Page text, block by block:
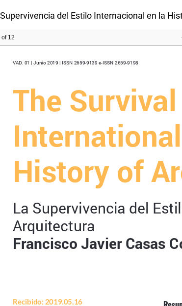
a los detalles del artículo
del Estilo Internacional en la